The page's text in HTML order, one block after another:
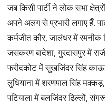
जब किसी पार्टी ने लोक सभा
अपने अलग से प्रभारी लगाए हैँ.
कर्मजीत कौर, जालंधर में
जसकरण बादेशा, गुरदासपुर में
फरीदकोट में सुखजिंदर सिंह
लुधियाना में शरणपाल सिंह
पटियाला में बलजिंदर ढिल्लों,